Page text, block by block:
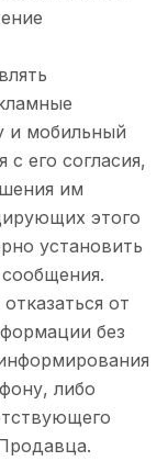
и мобильный
с его согласия,
им
этого
установить
от
без
либо